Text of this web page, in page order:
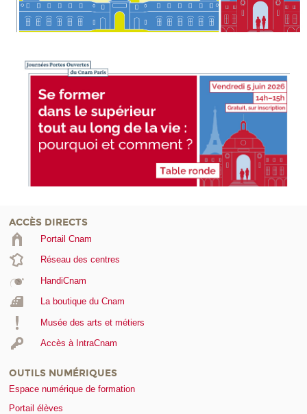
ACCÈS DIRECTS
Portail Cnam
Réseau des centres
HandiCnam
La boutique du Cnam
Musée des arts et métiers
Accès à IntraCnam
OUTILS NUMÉRIQUES
Espace numérique de formation
Portail élèves